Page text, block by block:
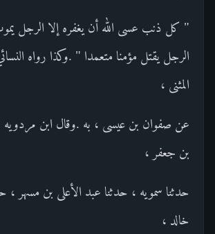
" كل ذنب عسى الله أن يغفره إلا الرجل
الرجل يقتل مؤمنا متعمدا " .وكذا رواه
المثنى ،
عن صفوان بن عيسى ، به .وقال ابن مردويه :
بن جعفر ،
حدثنا سمويه ، حدثنا عبد الأعلى بن مسهر ،
خالد ،